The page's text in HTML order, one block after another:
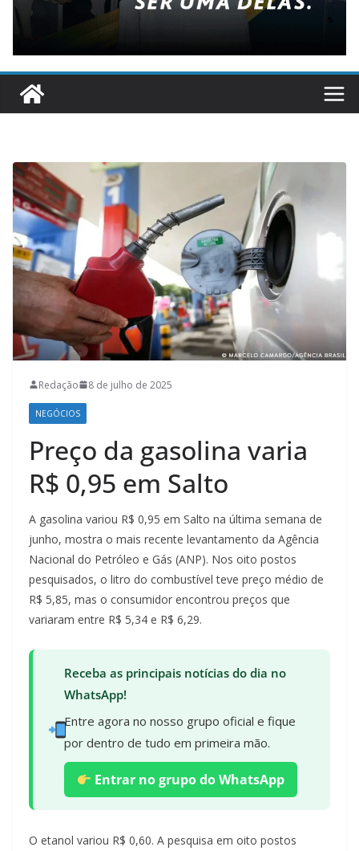
Redação 8 de julho de 2025
NEGÓCIOS
Preço da gasolina varia
R$ 0,95 em Salto
A gasolina variou R$ 0,95 em Salto na última semana de
junho, mostra o mais recente levantamento da Agência
Nacional do Petróleo e Gás (ANP). Nos oito postos
pesquisados, o litro do combustível teve preço médio de
R$ 5,85, mas o consumidor encontrou preços que
variaram entre R$ 5,34 e R$ 6,29.
Receba as principais notícias do dia no
WhatsApp!
Entre agora no nosso grupo oficial e fique
por dentro de tudo em primeira mão.
Entrar no grupo do WhatsApp
O etanol variou R$ 0,60. A pesquisa em oito postos